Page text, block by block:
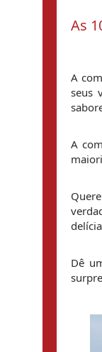
As
A
seus
A
Dê